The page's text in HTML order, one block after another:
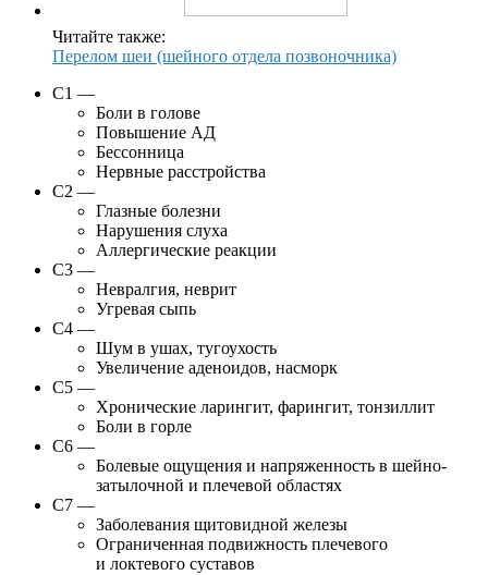
Читайте также:
Перелом шеи (шейного отдела позвоночника)
С1 —
Боли в голове
Повышение АД
Бессонница
Нервные расстройства
С2 —
Глазные болезни
Нарушения слуха
Аллергические реакции
С3 —
Невралгия, неврит
Угревая сыпь
С4 —
Шум в ушах, тугоухость
Увеличение аденоидов, насморк
С5 —
Хронические ларингит, фарингит, тонзиллит
Боли в горле
С6 —
Болевые ощущения и напряженность в шейно-
затылочной и плечевой областях
С7 —
Заболевания щитовидной железы
Ограниченная подвижность плечевого
и локтевого суставов